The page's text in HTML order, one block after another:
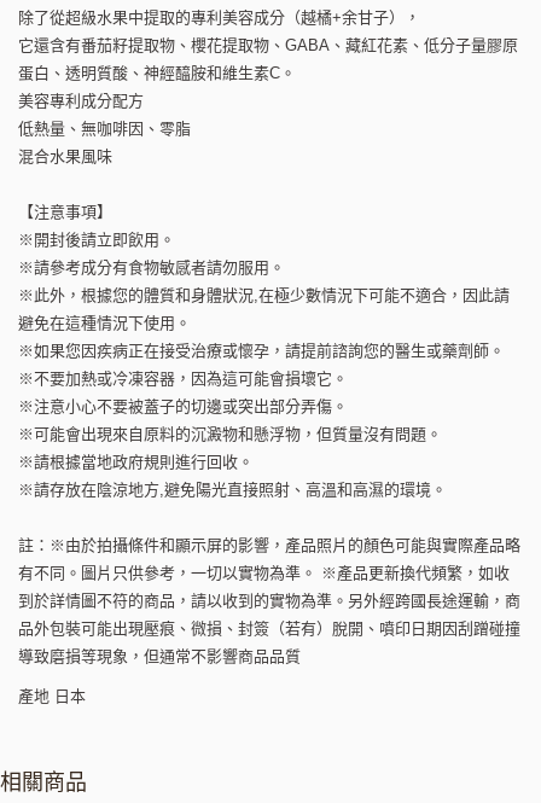
除了從超級水果中提取的專利美容成分（越橘+余甘子），
它還含有番茄籽提取物、櫻花提取物、GABA、藏紅花素、低分子量膠原
蛋白、透明質酸、神經醯胺和維生素C。
美容專利成分配方
低熱量、無咖啡因、零脂
混合水果風味
【注意事項】
※開封後請立即飲用。
※請參考成分有食物敏感者請勿服用。
※此外，根據您的體質和身體狀況,在極少數情況下可能不適合，因此請
避免在這種情況下使用。
※如果您因疾病正在接受治療或懷孕，請提前諮詢您的醫生或藥劑師。
※不要加熱或冷凍容器，因為這可能會損壞它。
※注意小心不要被蓋子的切邊或突出部分弄傷。
※可能會出現來自原料的沉澱物和懸浮物，但質量沒有問題。
※請根據當地政府規則進行回收。
※請存放在陰涼地方,避免陽光直接照射、高溫和高濕的環境。
註：※由於拍攝條件和顯示屏的影響，產品照片的顏色可能與實際產品略
有不同。圖片只供參考，一切以實物為準。 ※產品更新換代頻繁，如收
到於詳情圖不符的商品，請以收到的實物為準。另外經跨國長途運輸，商
品外包裝可能出現壓痕、微損、封簽（若有）脫開、噴印日期因刮蹭碰撞
導致磨損等現象，但通常不影響商品品質
產地 日本
相關商品